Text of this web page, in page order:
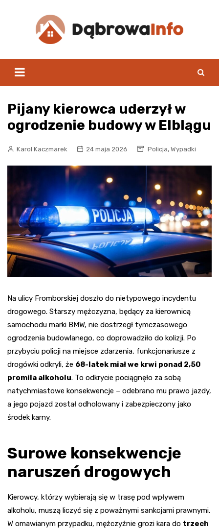
Pijany kierowca uderzył w
ogrodzenie budowy w Elblągu
Karol Kaczmarek 24 maja 2026 Policja, Wypadki
Na ulicy Fromborskiej doszło do nietypowego incydentu
drogowego. Starszy mężczyzna, będący za kierownicą
samochodu marki BMW, nie dostrzegł tymczasowego
ogrodzenia budowlanego, co doprowadziło do kolizji. Po
przybyciu policji na miejsce zdarzenia, funkcjonariusze z
drogówki odkryli, że 68-latek miał we krwi ponad 2,50
promila alkoholu. To odkrycie pociągnęło za sobą
natychmiastowe konsekwencje – odebrano mu prawo jazdy,
a jego pojazd został odholowany i zabezpieczony jako
środek karny.
Surowe konsekwencje
naruszeń drogowych
Kierowcy, którzy wybierają się w trasę pod wpływem
alkoholu, muszą liczyć się z poważnymi sankcjami prawnymi.
W omawianym przypadku, mężczyźnie grozi kara do trzech